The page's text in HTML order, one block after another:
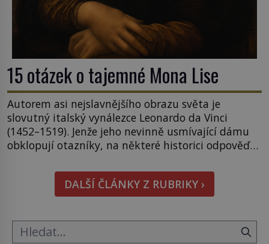
15 otázek o tajemné Mona Lise
Autorem asi nejslavnějšího obrazu světa je
slovutný italský vynálezce Leonardo da Vinci
(1452–1519). Jenže jeho nevinně usmívající dámu
obklopují otazníky, na některé historici odpověď
pověsil Napoleon? Samotný císař Napoleon
Bonaparte (1769–1821) má pro malbu slabost, a
tak si ji ještě jako první konzul přemístí do své
DALŠÍ ČLÁNKY Z RUBRIKY ›